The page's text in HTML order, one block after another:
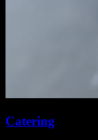
Catering